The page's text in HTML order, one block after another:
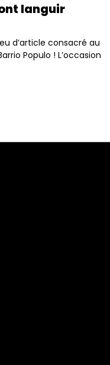
languir
d’article consacré au
Populo ! L’occasion